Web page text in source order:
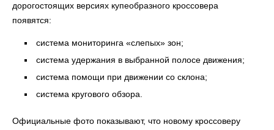
дорогостоящих версиях купеобразного кроссовера
появятся:
система мониторинга «слепых» зон;
система удержания в выбранной полосе движения;
система помощи при движении со склона;
система кругового обзора.
Официальные фото показывают, что новому кроссоверу